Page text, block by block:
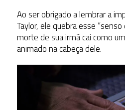
Ao ser obrigado a lembrar a
Taylor, ele quebra esse
morte de sua irmã cai como
animado na cabeça dele.